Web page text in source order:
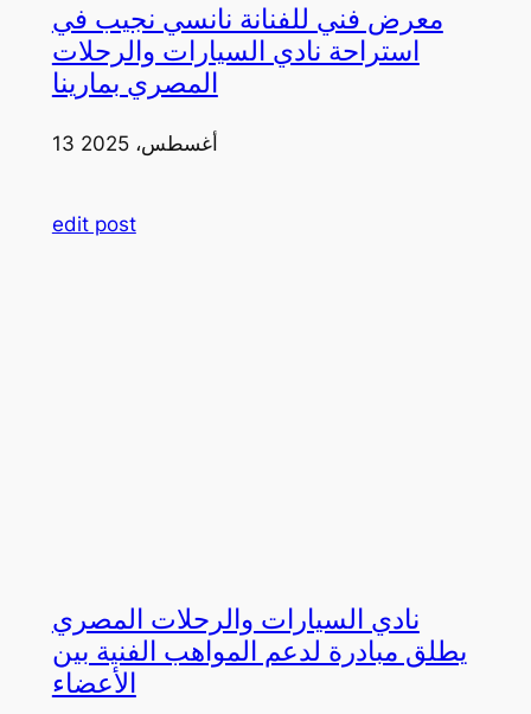
معرض فني للفنانة نانسي نجيب في
استراحة نادي السيارات والرحلات
المصري بمارينا
13 أغسطس، 2025
edit post
نادي السيارات والرحلات المصري
يطلق مبادرة لدعم المواهب الفنية بين
الأعضاء